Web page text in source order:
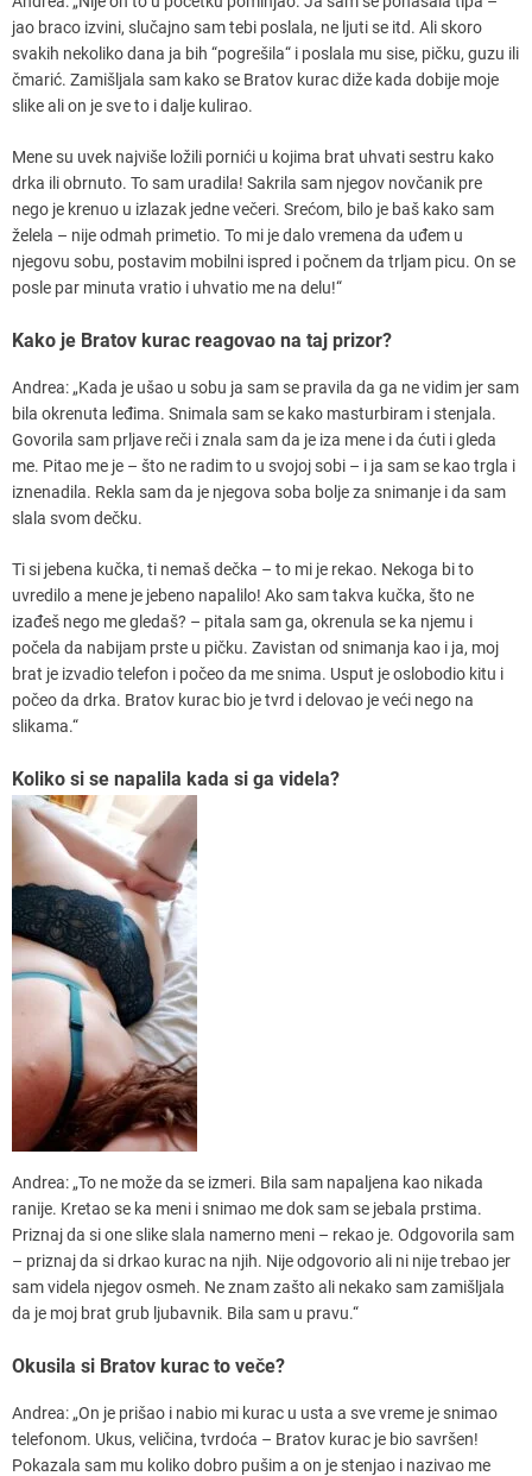
jao braco izvini, slučajno sam tebi poslala, ne ljuti se itd. Ali skoro
svakih nekoliko dana ja bih “pogrešila“ i poslala mu sise, pičku, guzu ili
čmarić. Zamišljala sam kako se Bratov kurac diže kada dobije moje
slike ali on je sve to i dalje kulirao.
Mene su uvek najviše ložili pornići u kojima brat uhvati sestru kako
drka ili obrnuto. To sam uradila! Sakrila sam njegov novčanik pre
nego je krenuo u izlazak jedne večeri. Srećom, bilo je baš kako sam
želela – nije odmah primetio. To mi je dalo vremena da uđem u
njegovu sobu, postavim mobilni ispred i počnem da trljam picu. On se
posle par minuta vratio i uhvatio me na delu!“
Kako je Bratov kurac reagovao na taj prizor?
Andrea: „Kada je ušao u sobu ja sam se pravila da ga ne vidim jer sam
bila okrenuta leđima. Snimala sam se kako masturbiram i stenjala.
Govorila sam prljave reči i znala sam da je iza mene i da ćuti i gleda
me. Pitao me je – što ne radim to u svojoj sobi – i ja sam se kao trgla i
iznenadila. Rekla sam da je njegova soba bolje za snimanje i da sam
slala svom dečku.
Ti si jebena kučka, ti nemaš dečka – to mi je rekao. Nekoga bi to
uvredilo a mene je jebeno napalilo! Ako sam takva kučka, što ne
izađeš nego me gledaš? – pitala sam ga, okrenula se ka njemu i
počela da nabijam prste u pičku. Zavistan od snimanja kao i ja, moj
brat je izvadio telefon i počeo da me snima. Usput je oslobodio kitu i
počeo da drka. Bratov kurac bio je tvrd i delovao je veći nego na
slikama.“
Koliko si se napalila kada si ga videla?
Andrea: „To ne može da se izmeri. Bila sam napaljena kao nikada
ranije. Kretao se ka meni i snimao me dok sam se jebala prstima.
Priznaj da si one slike slala namerno meni – rekao je. Odgovorila sam
– priznaj da si drkao kurac na njih. Nije odgovorio ali ni nije trebao jer
sam videla njegov osmeh. Ne znam zašto ali nekako sam zamišljala
da je moj brat grub ljubavnik. Bila sam u pravu.“
Okusila si Bratov kurac to veče?
Andrea: „On je prišao i nabio mi kurac u usta a sve vreme je snimao
telefonom. Ukus, veličina, tvrdoća – Bratov kurac je bio savršen!
Pokazala sam mu koliko dobro pušim a on je stenjao i nazivao me